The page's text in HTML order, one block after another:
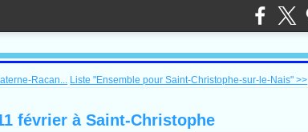
Racan... Liste "Ensemble pour Saint-Christophe-sur-le-Nais" >>
février à Saint-Christophe